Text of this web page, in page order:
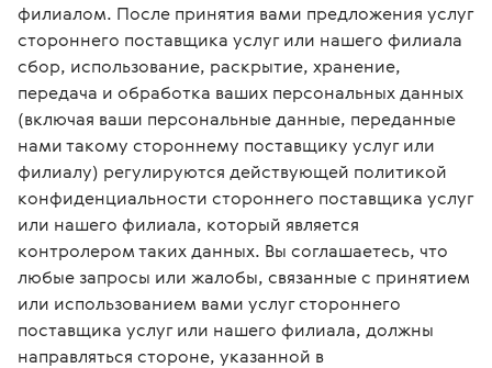
филиалом. После принятия вами предложения услуг
стороннего поставщика услуг или нашего филиала
сбор, использование, раскрытие, хранение,
передача и обработка ваших персональных данных
(включая ваши персональные данные, переданные
нами такому стороннему поставщику услуг или
филиалу) регулируются действующей политикой
конфиденциальности стороннего поставщика услуг
или нашего филиала, который является
контролером таких данных. Вы соглашаетесь, что
любые запросы или жалобы, связанные с принятием
или использованием вами услуг стороннего
поставщика услуг или нашего филиала, должны
направляться стороне, указанной в